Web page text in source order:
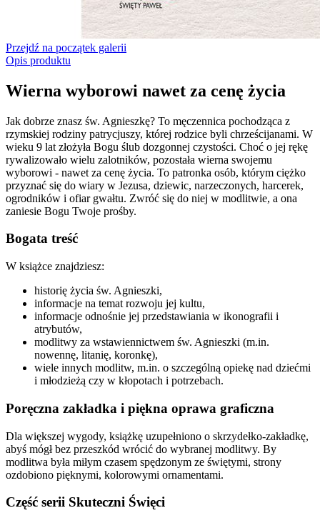
Przejdź na początek galerii
Opis produktu
Wierna wyborowi nawet za cenę życia
Jak dobrze znasz św. Agnieszkę? To męczennica pochodząca z
rzymskiej rodziny patrycjuszy, której rodzice byli chrześcijanami. W
wieku 9 lat złożyła Bogu ślub dozgonnej czystości. Choć o jej rękę
rywalizowało wielu zalotników, pozostała wierna swojemu
wyborowi - nawet za cenę życia. To patronka osób, którym ciężko
przyznać się do wiary w Jezusa, dziewic, narzeczonych, harcerek,
ogrodników i ofiar gwałtu. Zwróć się do niej w modlitwie, a ona
zaniesie Bogu Twoje prośby.
Bogata treść
W książce znajdziesz:
historię życia św. Agnieszki,
informacje na temat rozwoju jej kultu,
informacje odnośnie jej przedstawiania w ikonografii i
atrybutów,
modlitwy za wstawiennictwem św. Agnieszki (m.in.
nowennę, litanię, koronkę),
wiele innych modlitw, m.in. o szczególną opiekę nad dziećmi
i młodzieżą czy w kłopotach i potrzebach.
Poręczna zakładka i piękna oprawa graficzna
Dla większej wygody, książkę uzupełniono o skrzydełko-zakładkę,
abyś mógł bez przeszkód wrócić do wybranej modlitwy. By
modlitwa była miłym czasem spędzonym ze świętymi, strony
ozdobiono pięknymi, kolorowymi ornamentami.
Część serii Skuteczni Święci